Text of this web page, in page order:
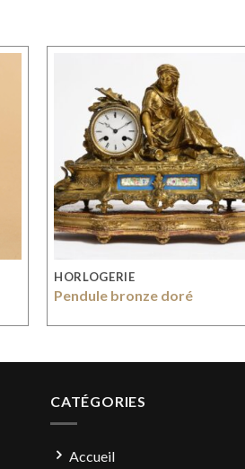
HORLOGERIE
Pendule bronze doré
CATÉGORIES
Accueil